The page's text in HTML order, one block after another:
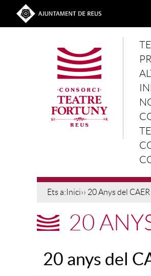
Vés al contingut
Ves a la web de l'Ajuntament de Reus
Ets a: Inici›› 20 Anys del
20
20 anys del